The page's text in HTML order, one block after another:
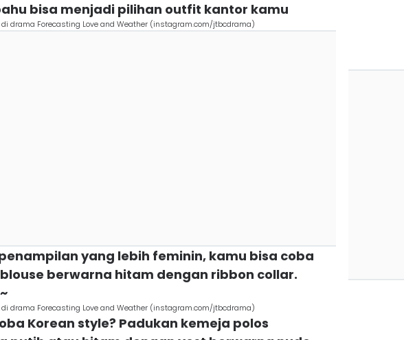
bisa menjadi pilihan outfit kantor kamu
di drama Forecasting Love and Weather (instagram.com/jtbcdrama)
yang lebih feminin, kamu bisa coba
berwarna hitam dengan ribbon collar.
di drama Forecasting Love and Weather (instagram.com/jtbcdrama)
Korean style? Padukan kemeja polos